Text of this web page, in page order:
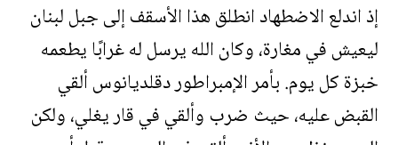
إذ اندلع الاضطهاد انطلق هذا الأسقف إلى جبل لبنان
ليعيش في مغارة، وكان الله يرسل له غرابًا يطعمه
خبزة كل يوم. بأمر الإمبراطور دقلديانوس ألقي
القبض عليه، حيث ضرب وألقي في قار يغلي، ولكن